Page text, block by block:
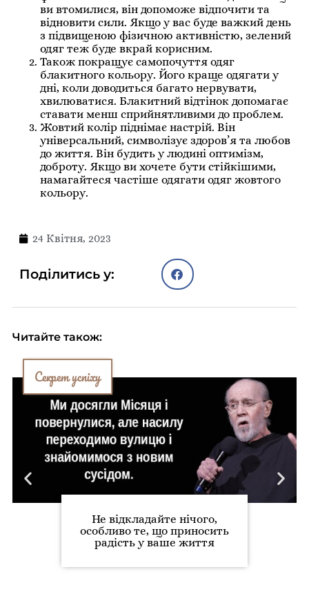
ви втомилися, він допоможе відпочити та
відновити сили. Якщо у вас буде важкий день
з підвищеною фізичною активністю, зелений
одяг теж буде вкрай корисним.
Також покращує самопочуття одяг
блакитного кольору. Його краще одягати у
дні, коли доводиться багато нервувати,
хвилюватися. Блакитний відтінок допомагає
ставати менш сприйнятливими до проблем.
Жовтий колір піднімає настрій. Він
універсальний, символізує здоров’я та любов
до життя. Він будить у людині оптимізм,
доброту. Якщо ви хочете бути стійкішими,
намагайтеся частіше одягати одяг жовтого
кольору.
24 Квітня, 2023
Поділитись у:
Читайте також:
Секрет успіху
Не відкладайте нічого,
особливо те, що приносить
радість у ваше життя